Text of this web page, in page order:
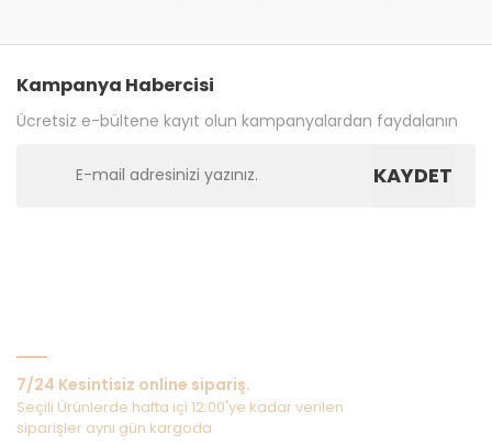
Kampanya Habercisi
Ücretsiz e-bültene kayıt olun kampanyalardan faydalanın
KAYDET
7/24 Kesintisiz online sipariş.
Seçili Ürünlerde hafta içi 12:00'ye kadar verilen
siparişler aynı gün kargoda